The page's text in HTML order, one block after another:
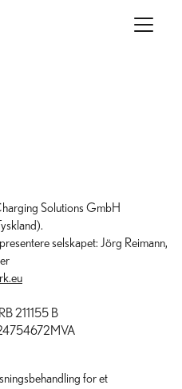
Solutions GmbH
selskapet: Jörg Reimann,
211155 B
for et